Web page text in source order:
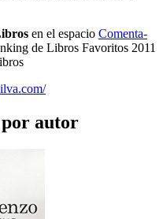
en el espacio Comenta-
de Libros Favoritos 2011
por autor